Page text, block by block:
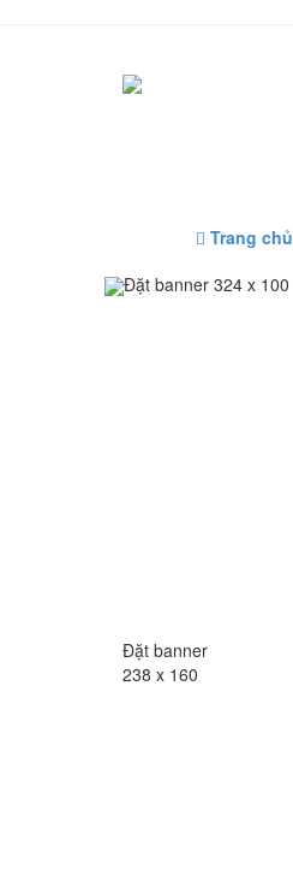
Trang chủ
Đặt banner 324 x 100
Đặt banner
238 x 160